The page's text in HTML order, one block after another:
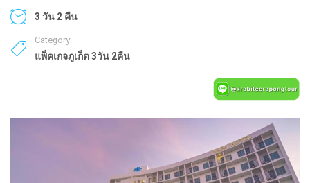
3 วัน 2 คืน
Category:
แพ็คเกจภูเก็ต 3วัน 2คืน